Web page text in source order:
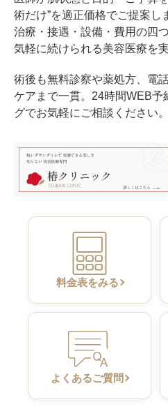
術だけ”を適正価格でご提案し
治療・接遇・設備・費用の四
気軽に続けられる美容医療を
術後も無料診察や薬処方、電
ケアまで一貫。24時間WEB予
グでお気軽にご相談ください。
料金表をみる
よくあるご質問